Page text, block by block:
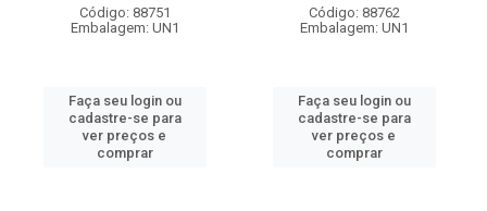
Código: 88751
Embalagem: UN1
Faça seu login ou
cadastre-se para
ver preços e
comprar
Código: 88762
Embalagem: UN1
Faça seu login ou
cadastre-se para
ver preços e
comprar